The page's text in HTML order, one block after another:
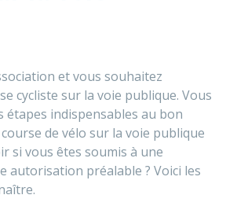
et vous souhaitez
cycliste sur la voie publique. Vous
étapes indispensables au bon
de vélo sur la voie publique
si vous êtes soumis à une
autorisation préalable ? Voici les